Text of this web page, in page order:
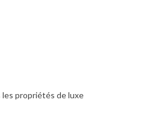
les propriétés de luxe